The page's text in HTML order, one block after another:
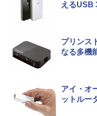
えるUSB
プリンス
なる多機
アイ・オ
ットルー